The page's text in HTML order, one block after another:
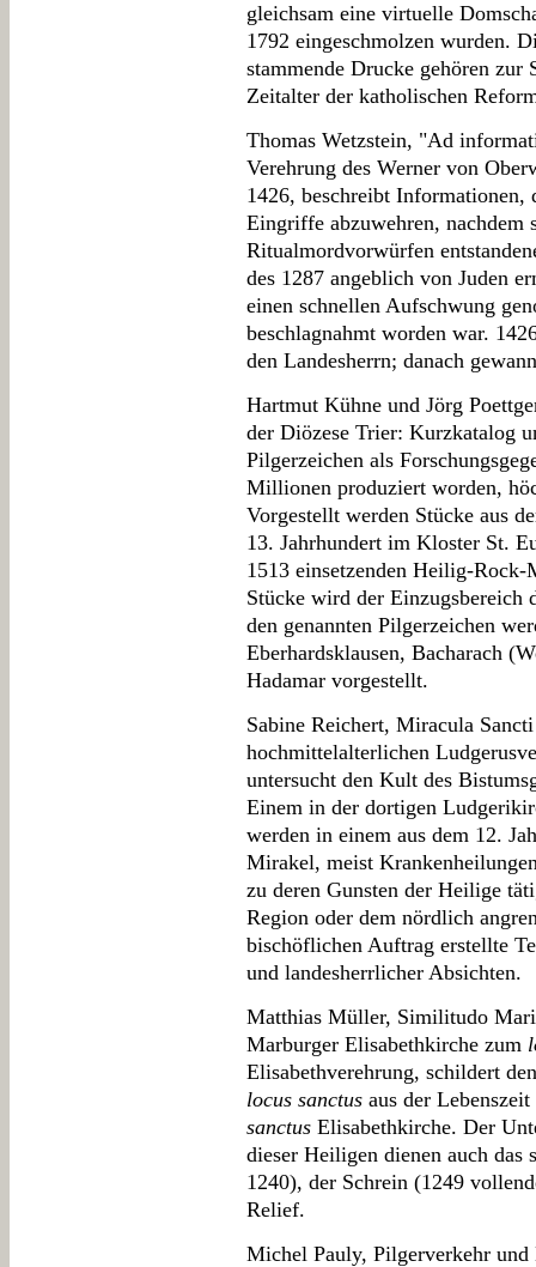
gleichsam eine virtuelle
1792 eingeschmolzen wurden.
stammende Drucke gehören
Zeitalter der katholischen
Thomas Wetzstein, "Ad
Verehrung des Werner von
1426, beschreibt Informationen,
Eingriffe abzuwehren, nachdem
Ritualmordvorwürfen
des 1287 angeblich von Juden
einen schnellen Aufschwung
beschlagnahmt worden war.
den Landesherrn; danach
Hartmut Kühne und Jörg
der Diözese Trier: Kurzkatalog
Pilgerzeichen als
Millionen produziert worden,
Vorgestellt werden Stücke aus
13. Jahrhundert im Kloster St.
1513 einsetzenden Heilig-
Stücke wird der Einzugsbereich
den genannten Pilgerzeichen
Eberhardsklausen, Bacharach
Hadamar vorgestellt.
Sabine Reichert, Miracula
hochmittelalterlichen
untersucht den Kult des
Einem in der dortigen
werden in einem aus dem 12.
Mirakel, meist
zu deren Gunsten der Heilige
Region oder dem nördlich
bischöflichen Auftrag erstellte
und landesherrlicher Absichten.
Matthias Müller, Similitudo
Marburger Elisabethkirche zum
Elisabethverehrung, schildert
locus sanctus aus der
sanctus Elisabethkirche. Der
dieser Heiligen dienen auch das
1240), der Schrein (1249
Relief.
Michel Pauly, Pilgerverkehr und